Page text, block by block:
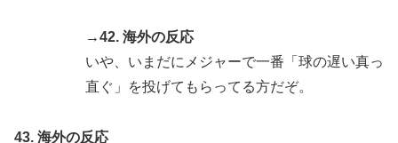
→42. 海外の反応
いや、いまだにメジャーで一番「球の遅い真っ
直ぐ」を投げてもらってる方だぞ。
43. 海外の反応